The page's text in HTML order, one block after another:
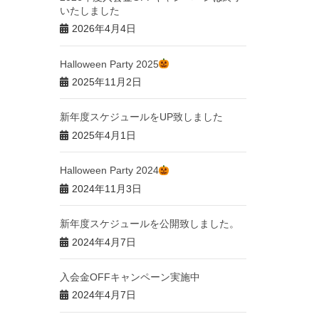
いたしました
2026年4月4日
Halloween Party 2025
2025年11月2日
新年度スケジュールをUP致しました
2025年4月1日
Halloween Party 2024
2024年11月3日
新年度スケジュールを公開致しました。
2024年4月7日
入会金OFFキャンペーン実施中
2024年4月7日